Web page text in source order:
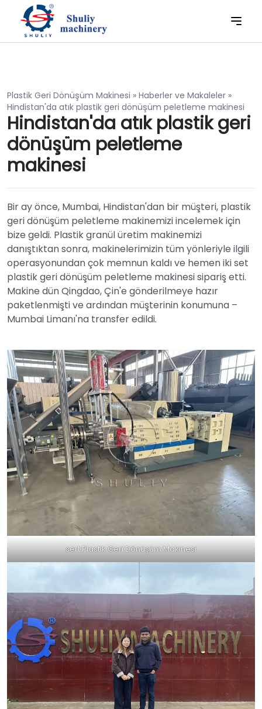
Plastik Geri Dönüşüm Makinesi » Haberler ve Makaleler »
Hindistan'da atık plastik geri dönüşüm peletleme makinesi
Hindistan'da atık plastik geri
dönüşüm peletleme
makinesi
Bir ay önce, Mumbai, Hindistan'dan bir müşteri, plastik
geri dönüşüm peletleme makinemizi incelemek için
bize geldi. Plastik granül üretim makinemizi
danıştıktan sonra, makinelerimizin tüm yönleriyle ilgili
operasyonundan çok memnun kaldı ve hemen iki set
plastik geri dönüşüm peletleme makinesi sipariş etti.
Makine dün Qingdao, Çin'e gönderilmeye hazır
paketlenmişti ve ardından müşterinin konumuna –
Mumbai Limanı'na transfer edildi.
sert Plastik Geri Dönüşüm Makinesi